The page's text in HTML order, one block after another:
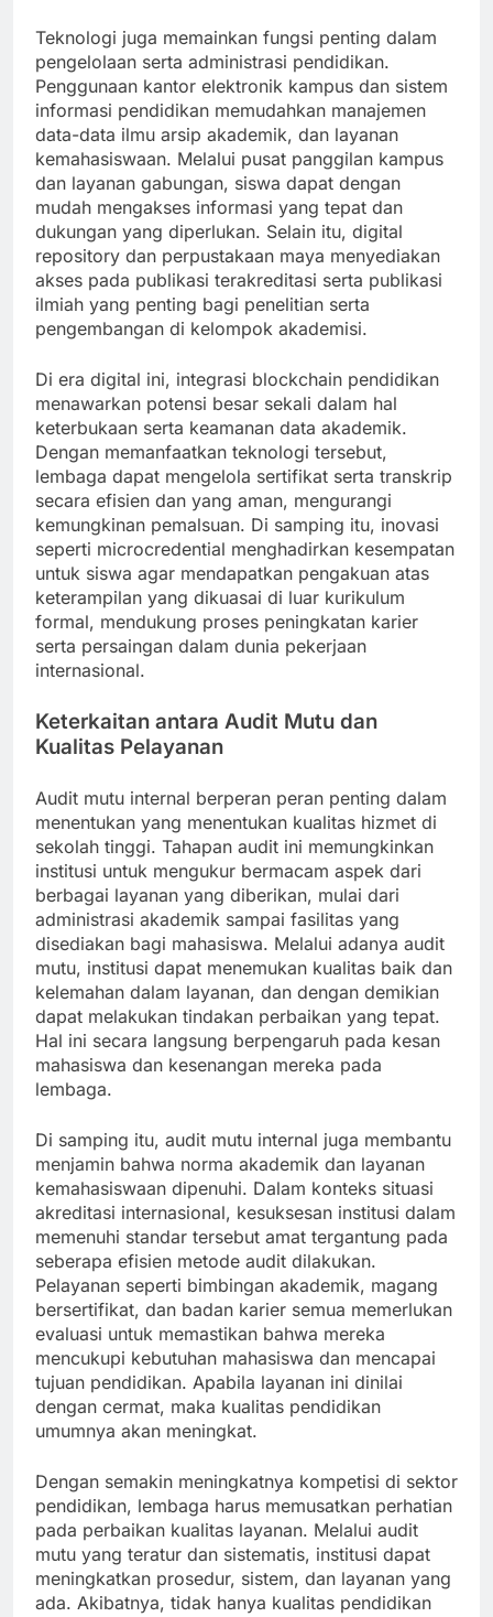
Teknologi juga memainkan fungsi penting dalam
pengelolaan serta administrasi pendidikan.
Penggunaan kantor elektronik kampus dan sistem
informasi pendidikan memudahkan manajemen
data-data ilmu arsip akademik, dan layanan
kemahasiswaan. Melalui pusat panggilan kampus
dan layanan gabungan, siswa dapat dengan
mudah mengakses informasi yang tepat dan
dukungan yang diperlukan. Selain itu, digital
repository dan perpustakaan maya menyediakan
akses pada publikasi terakreditasi serta publikasi
ilmiah yang penting bagi penelitian serta
pengembangan di kelompok akademisi.
Di era digital ini, integrasi blockchain pendidikan
menawarkan potensi besar sekali dalam hal
keterbukaan serta keamanan data akademik.
Dengan memanfaatkan teknologi tersebut,
lembaga dapat mengelola sertifikat serta transkrip
secara efisien dan yang aman, mengurangi
kemungkinan pemalsuan. Di samping itu, inovasi
seperti microcredential menghadirkan kesempatan
untuk siswa agar mendapatkan pengakuan atas
keterampilan yang dikuasai di luar kurikulum
formal, mendukung proses peningkatan karier
serta persaingan dalam dunia pekerjaan
internasional.
Keterkaitan antara Audit Mutu dan
Kualitas Pelayanan
Audit mutu internal berperan peran penting dalam
menentukan yang menentukan kualitas hizmet di
sekolah tinggi. Tahapan audit ini memungkinkan
institusi untuk mengukur bermacam aspek dari
berbagai layanan yang diberikan, mulai dari
administrasi akademik sampai fasilitas yang
disediakan bagi mahasiswa. Melalui adanya audit
mutu, institusi dapat menemukan kualitas baik dan
kelemahan dalam layanan, dan dengan demikian
dapat melakukan tindakan perbaikan yang tepat.
Hal ini secara langsung berpengaruh pada kesan
mahasiswa dan kesenangan mereka pada
lembaga.
Di samping itu, audit mutu internal juga membantu
menjamin bahwa norma akademik dan layanan
kemahasiswaan dipenuhi. Dalam konteks situasi
akreditasi internasional, kesuksesan institusi dalam
memenuhi standar tersebut amat tergantung pada
seberapa efisien metode audit dilakukan.
Pelayanan seperti bimbingan akademik, magang
bersertifikat, dan badan karier semua memerlukan
evaluasi untuk memastikan bahwa mereka
mencukupi kebutuhan mahasiswa dan mencapai
tujuan pendidikan. Apabila layanan ini dinilai
dengan cermat, maka kualitas pendidikan
umumnya akan meningkat.
Dengan semakin meningkatnya kompetisi di sektor
pendidikan, lembaga harus memusatkan perhatian
pada perbaikan kualitas layanan. Melalui audit
mutu yang teratur dan sistematis, institusi dapat
meningkatkan prosedur, sistem, dan layanan yang
ada. Akibatnya, tidak hanya kualitas pendidikan